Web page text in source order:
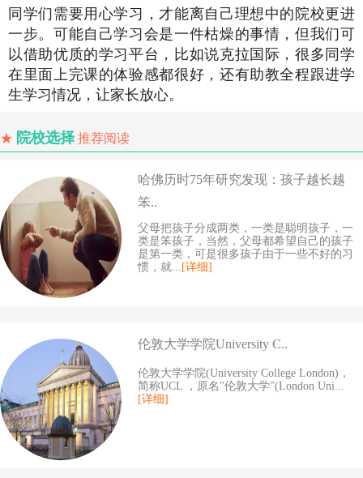
同学们需要用心学习，才能离自己理想中的院校更进
一步。可能自己学习会是一件枯燥的事情，但我们可
以借助优质的学习平台，比如说克拉国际，很多同学
在里面上完课的体验感都很好，还有助教全程跟进学
生学习情况，让家长放心。
★ 院校选择 推荐阅读
哈佛历时75年研究发现：孩子越长越
笨..
父母把孩子分成两类，一类是聪明孩子，一
类是笨孩子，当然，父母都希望自己的孩子
是第一类，可是很多孩子由于一些不好的习
惯，就... [详细]
伦敦大学学院University C..
伦敦大学学院(University College London)，
简称UCL ，原名"伦敦大学"(London Uni...
[详细]